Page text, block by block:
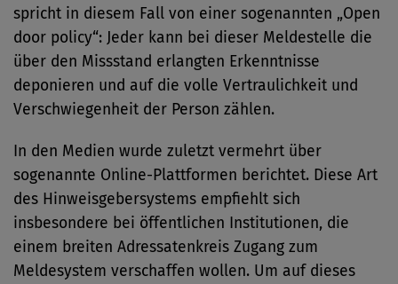
spricht in diesem Fall von einer sogenannten „Open
door policy“: Jeder kann bei dieser Meldestelle die
über den Missstand erlangten Erkenntnisse
deponieren und auf die volle Vertraulichkeit und
Verschwiegenheit der Person zählen.
In den Medien wurde zuletzt vermehrt über
sogenannte Online-Plattformen berichtet. Diese Art
des Hinweisgebersystems empfiehlt sich
insbesondere bei öffentlichen Institutionen, die
einem breiten Adressatenkreis Zugang zum
Meldesystem verschaffen wollen. Um auf dieses